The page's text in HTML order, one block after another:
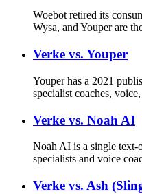
Woebot retired its
Wysa, and Youper are
Verke vs. Youper
Youper has a 2021
specialist coaches,
Verke vs. Noah AI
Noah AI is a single text-
specialists and voice
Verke vs. Ash